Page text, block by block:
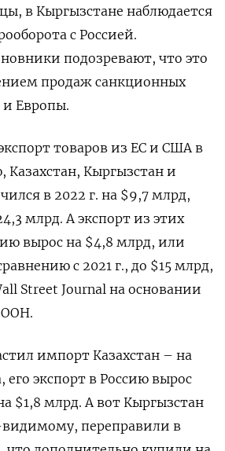
в Кыргызстане наблюдается
с Россией.
подозревают, что это
продаж санкционных
и Европы.
товаров из ЕС и США в
Кыргызстан и
в 2022 г. на $9,7 млрд,
млрд. А экспорт из этих
вырос на $4,8 млрд, или
с 2021 г., до $15 млрд,
Street Journal на основании
ООН.
импорт Казахстан – на
его экспорт в Россию вырос
$1,8 млрд. А вот Кыргызстан
переправили в